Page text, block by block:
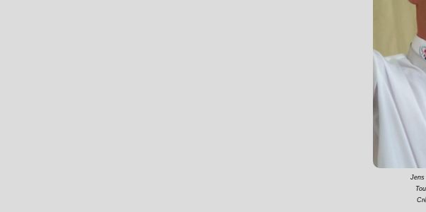
Jens